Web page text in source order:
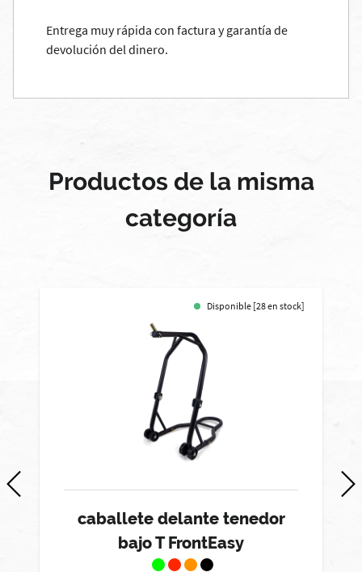
Entrega muy rápida con factura y garantía de
devolución del dinero.
Productos de la misma
categoría
Disponible [28 en stock]
caballete delante tenedor
bajo T FrontEasy